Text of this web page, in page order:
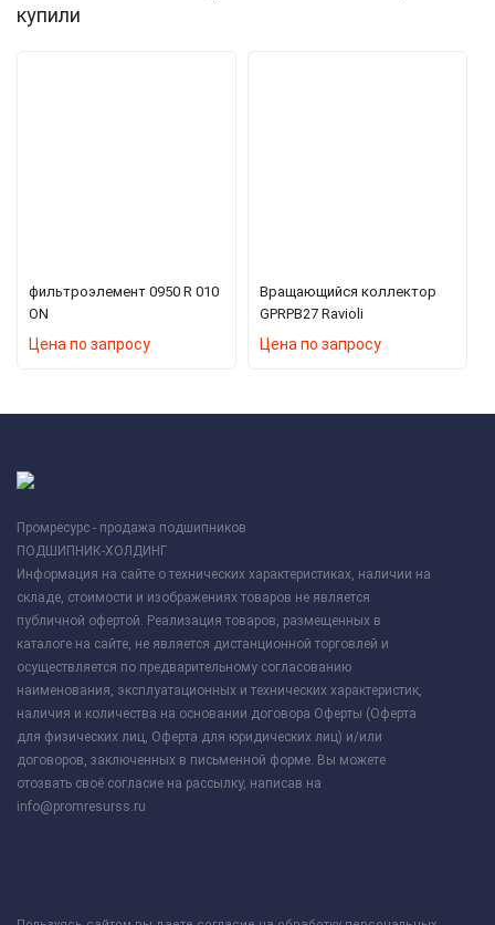
купили
фильтроэлемент 0950 R 010
ON
Цена по запросу
Вращающийся коллектор
GPRPB27 Ravioli
Цена по запросу
Промресурс - продажа подшипников
ПОДШИПНИК-ХОЛДИНГ
Информация на сайте о технических характеристиках, наличии на
складе, стоимости и изображениях товаров не является
публичной офертой. Реализация товаров, размещенных в
каталоге на сайте, не является дистанционной торговлей и
осуществляется по предварительному согласованию
наименования, эксплуатационных и технических характеристик,
наличия и количества на основании договора Оферты (Оферта
для физических лиц, Оферта для юридических лиц) и/или
договоров, заключенных в письменной форме. Вы можете
отозвать своё согласие на рассылку, написав на
info@promresurss.ru